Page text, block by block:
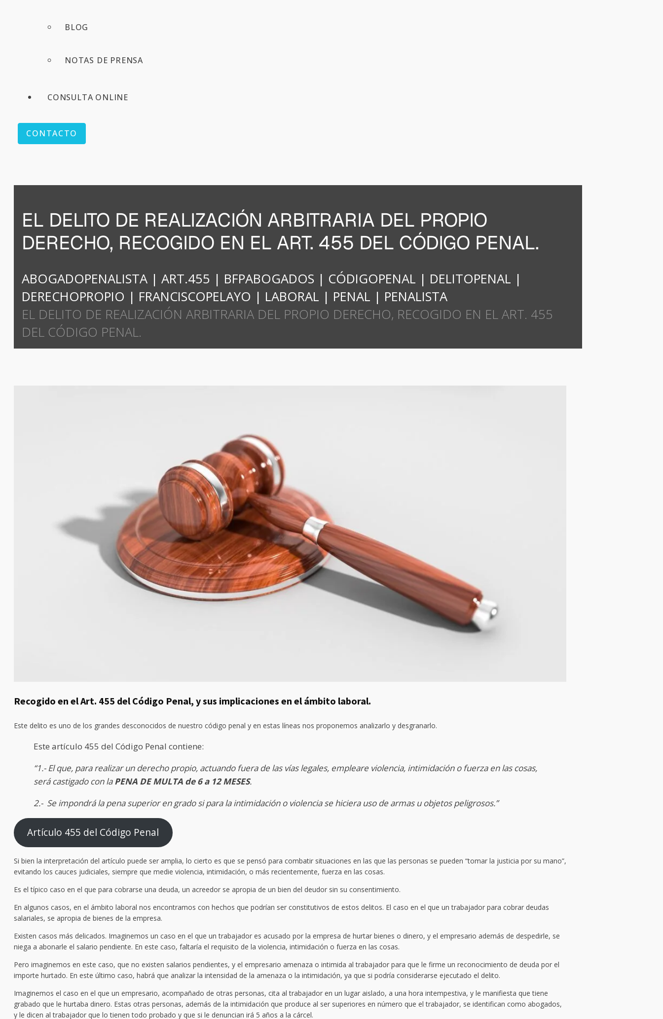
BLOG
NOTAS DE PRENSA
CONSULTA ONLINE
CONTACTO
EL DELITO DE REALIZACIÓN ARBITRARIA DEL PROPIO
DERECHO, RECOGIDO EN EL ART. 455 DEL CÓDIGO PENAL.
ABOGADOPENALISTA | ART.455 | BFPABOGADOS | CÓDIGOPENAL | DELITOPENAL |
DERECHOPROPIO | FRANCISCOPELAYO | LABORAL | PENAL | PENALISTA
EL DELITO DE REALIZACIÓN ARBITRARIA DEL PROPIO DERECHO, RECOGIDO EN EL ART. 455
DEL CÓDIGO PENAL.
Recogido en el Art. 455 del Código Penal, y sus implicaciones en el ámbito laboral.
Este delito es uno de los grandes desconocidos de nuestro código penal y en estas líneas nos proponemos analizarlo y desgranarlo.
Este artículo 455 del Código Penal contiene:
“1.- El que, para realizar un derecho propio, actuando fuera de las vías legales, empleare violencia, intimidación o fuerza en las cosas,
será castigado con laPENA DE MULTA de 6 a 12 MESES.
2.- Se impondrá la pena superior en grado si para la intimidación o violencia se hiciera uso de armas u objetos peligrosos.”
Artículo 455 del Código Penal
Si bien la interpretación del artículo puede ser amplia, lo cierto es que se pensó para combatir situaciones en las que las personas se pueden “tomar la justicia por su mano”,
evitando los cauces judiciales, siempre que medie violencia, intimidación, o más recientemente, fuerza en las cosas.
Es el típico caso en el que para cobrarse una deuda, un acreedor se apropia de un bien del deudor sin su consentimiento.
En algunos casos, en el ámbito laboral nos encontramos con hechos que podrían ser constitutivos de estos delitos. El caso en el que un trabajador para cobrar deudas
salariales, se apropia de bienes de la empresa.
Existen casos más delicados. Imaginemos un caso en el que un trabajador es acusado por la empresa de hurtar bienes o dinero, y el empresario además de despedirle, se
niega a abonarle el salario pendiente. En este caso, faltaría el requisito de la violencia, intimidación o fuerza en las cosas.
Pero imaginemos en este caso, que no existen salarios pendientes, y el empresario amenaza o intimida al trabajador para que le firme un reconocimiento de deuda por el
importe hurtado. En este último caso, habrá que analizar la intensidad de la amenaza o la intimidación, ya que si podría considerarse ejecutado el delito.
Imaginemos el caso en el que un empresario, acompañado de otras personas, cita al trabajador en un lugar aislado, a una hora intempestiva, y le manifiesta que tiene
grabado que le hurtaba dinero. Estas otras personas, además de la intimidación que produce al ser superiores en número que el trabajador, se identifican como abogados,
y le dicen al trabajador que lo tienen todo probado y que si le denuncian irá 5 años a la cárcel.